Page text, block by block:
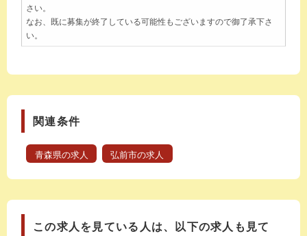
さい。
なお、既に募集が終了している可能性もございますので御了承下さ
い。
関連条件
青森県の求人 弘前市の求人
この求人を見ている人は、以下の求人も見て